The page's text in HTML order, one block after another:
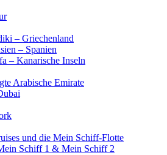
– Griechenland
– Spanien
– Kanarische Inseln
Arabische Emirate
und die Mein Schiff-Flotte
Schiff 1 & Mein Schiff 2